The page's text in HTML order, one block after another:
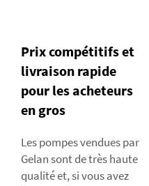
Prix compétitifs et
livraison rapide
pour les acheteurs
en gros
Les pompes vendues par
Gelan sont de très haute
qualité et, si vous avez